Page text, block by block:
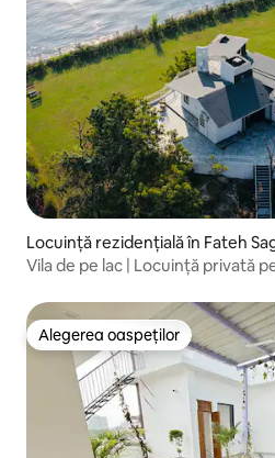
Locuință rezidențială în Fateh
Vila de pe lac | Locuință privată
Alegerea oaspeților
Alegerea oaspeților